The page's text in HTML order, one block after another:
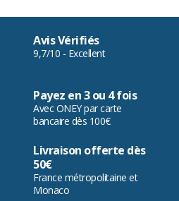
Avis Vérifiés
9,7/10 - Excellent
Payez en 3 ou 4 fois
Avec ONEY par carte
bancaire dès 100€
Livraison offerte dès
50€
France métropolitaine et
Monaco